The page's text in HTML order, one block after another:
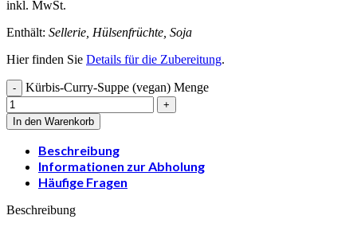
inkl. MwSt.
Enthält: Sellerie, Hülsenfrüchte, Soja
Hier finden Sie Details für die Zubereitung.
Kürbis-Curry-Suppe (vegan) Menge
In den Warenkorb
Beschreibung
Informationen zur Abholung
Häufige Fragen
Beschreibung